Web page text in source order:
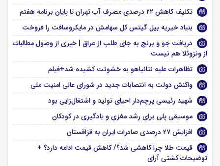
تکلیف کاهش ۲۲ درصدی مصرف آب تهران تا پایان برنامه هفتم
بنیاد خیریه بیل گیتس کل سهامش در مایکروسافت را فروخت
دریافت جو و برنج به جای طلب از عراق | خبری از وصول مطالبات
از ونزوئلا هم نیست
تظاهرات علیه نتانیاهو به خشونت کشیده شد+فیلم
واکنش دولت به انتصابات جدید در شورای عالی امنیت ملی
شهید رئیسی پرچم‌دار احیای تولید و اشتغال‌زایی بود
موسیقی پلی برای رشد مغزی و یادگیری در کودکان
افزایش ۲۷ درصدی صادرات ایران به قزاقستان
قیمت طلا چرا کاهشی شد؟/ کاهش قیمت ادامه دارد؟ +
توضیحات کشتی آرای